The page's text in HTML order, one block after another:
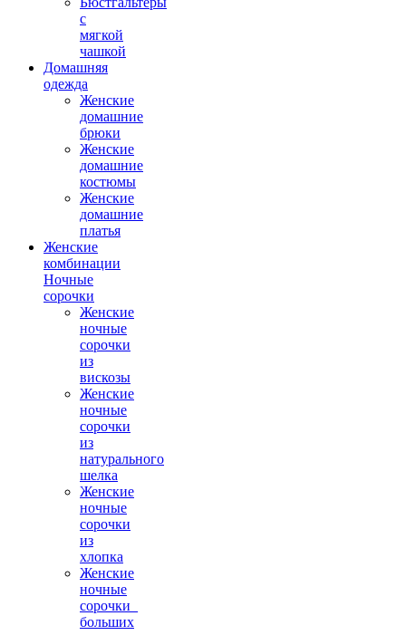
с
мягкой
чашкой
Домашняя
одежда
Женские
домашние
брюки
Женские
домашние
костюмы
Женские
домашние
платья
Женские
комбинации
Ночные
сорочки
Женские
ночные
сорочки
из
вискозы
Женские
ночные
сорочки
из
натурального
шелка
Женские
ночные
сорочки
из
хлопка
Женские
ночные
сорочки_
больших